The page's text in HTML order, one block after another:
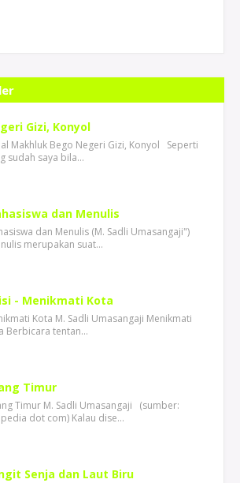
Gizi, Konyol
Makhluk Bego Negeri Gizi, Konyol Seperti
sudah saya bila…
dan Menulis
dan Menulis (M. Sadli Umasangaji")
merupakan suat…
- Menikmati Kota
Kota M. Sadli Umasangaji Menikmati
Berbicara tentan…
Timur
Timur M. Sadli Umasangaji (sumber:
dot com) Kalau dise…
Senja dan Laut Biru